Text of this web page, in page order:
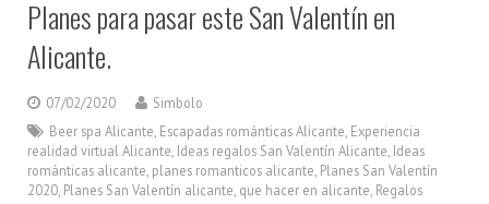
Planes para pasar este San Valentín en
Alicante.
07/02/2020
Simbolo
Beer spa Alicante Escapadas románticas Alicante Experiencia
realidad virtual Alicante Ideas regalos San Valentín Alicante Ideas
románticas alicante planes romanticos alicante Planes San Valentín
2020 Planes San Valentín alicante que hacer en alicante Regalos